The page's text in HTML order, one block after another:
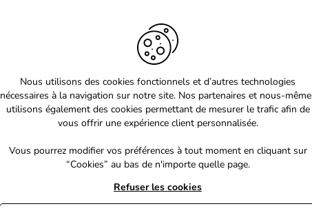
Nous utilisons des cookies fonctionnels et d’autres technologies
nécessaires à la navigation sur notre site. Nos partenaires et nous-
utilisons également des cookies permettant de mesurer le trafic afin de
vous offrir une expérience client personnalisée.
Vous pourrez modifier vos préférences à tout moment en cliquant sur
“Cookies” au bas de n'importe quelle page.
Refuser les cookies